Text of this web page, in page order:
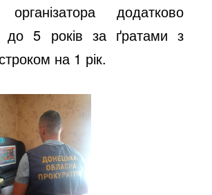
додатково
до 5 років за ґратами з
на 1 рік.